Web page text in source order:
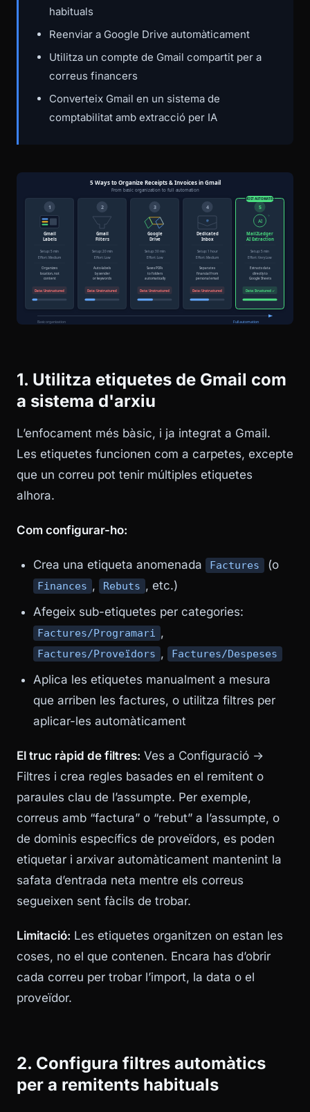
habituals
Reenviar a Google Drive automàticament
Utilitza un compte de Gmail compartit per a
correus financers
Converteix Gmail en un sistema de
comptabilitat amb extracció per IA
1. Utilitza etiquetes de Gmail com
a sistema d'arxiu
L’enfocament més bàsic, i ja integrat a Gmail.
Les etiquetes funcionen com a carpetes, excepte
que un correu pot tenir múltiples etiquetes
alhora.
Com configurar-ho:
Crea una etiqueta anomenada Factures (o
Finances , Rebuts , etc.)
Afegeix sub-etiquetes per categories:
Factures/Programari ,
Factures/Proveïdors , Factures/Despeses
Aplica les etiquetes manualment a mesura
que arriben les factures, o utilitza filtres per
aplicar-les automàticament
El truc ràpid de filtres: Ves a Configuració →
Filtres i crea regles basades en el remitent o
paraules clau de l’assumpte. Per exemple,
correus amb “factura” o “rebut” a l’assumpte, o
de dominis específics de proveïdors, es poden
etiquetar i arxivar automàticament mantenint la
safata d’entrada neta mentre els correus
segueixen sent fàcils de trobar.
Limitació: Les etiquetes organitzen on estan les
coses, no el que contenen. Encara has d’obrir
cada correu per trobar l’import, la data o el
proveïdor.
2. Configura filtres automàtics
per a remitents habituals